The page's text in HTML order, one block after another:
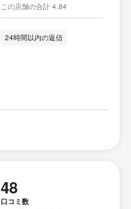
この店舗の合計 4.84
24時間以内の返信
48
口コミ数